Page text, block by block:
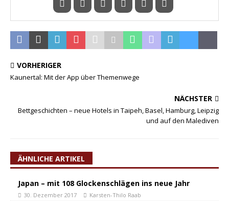
VORHERIGER
Kaunertal: Mit der App über Themenwege
NÄCHSTER
Bettgeschichten – neue Hotels in Taipeh, Basel, Hamburg, Leipzig
und auf den Malediven
ÄHNLICHE ARTIKEL
Japan – mit 108 Glockenschlägen ins neue Jahr
30. Dezember 2017 Karsten-Thilo Raab